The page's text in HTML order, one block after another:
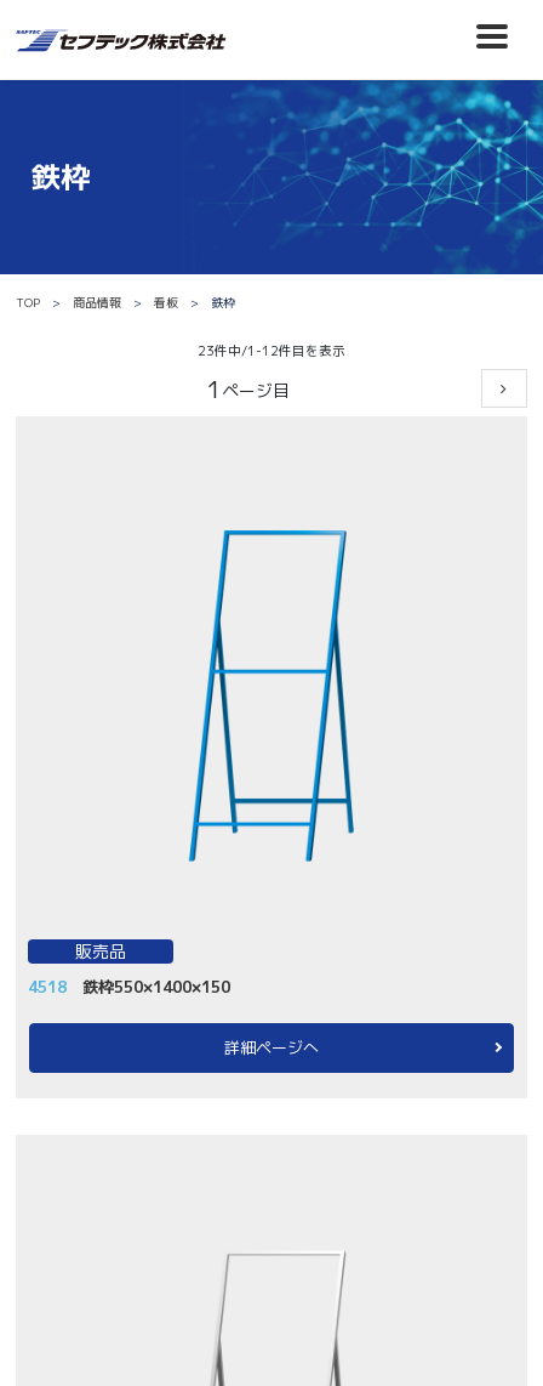
鉄枠
TOP 商品情報 看板 鉄枠
23件中/1-12件目を表示
1
販売品
4518 鉄枠550×1400×150
詳細ページへ